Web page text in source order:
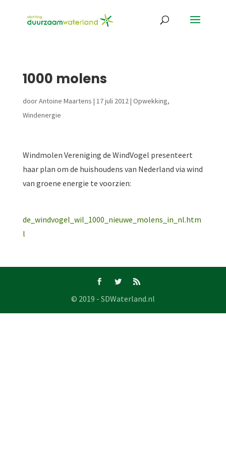
1000 molens
doorAntoine Maartens | 17 juli 2012| Opwekking,
Windenergie
Windmolen Vereniging de WindVogel presenteert
haar plan om de huishoudens van Nederland via wind
van groene energie te voorzien:
de_windvogel_wil_1000_nieuwe_molens_in_nl.htm
l
© 2019 - SDWaterland.nl